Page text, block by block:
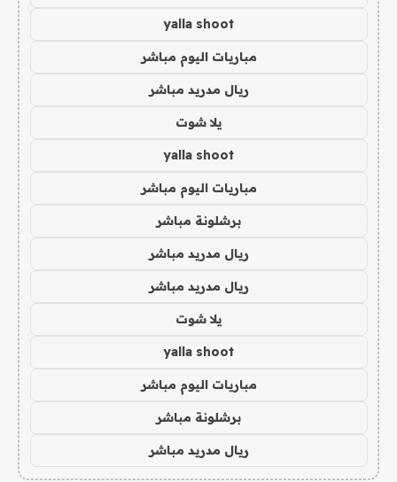
yalla shoot
مباريات اليوم مباشر
ريال مدريد مباشر
يلا شوت
yalla shoot
مباريات اليوم مباشر
برشلونة مباشر
ريال مدريد مباشر
ريال مدريد مباشر
يلا شوت
yalla shoot
مباريات اليوم مباشر
برشلونة مباشر
ريال مدريد مباشر